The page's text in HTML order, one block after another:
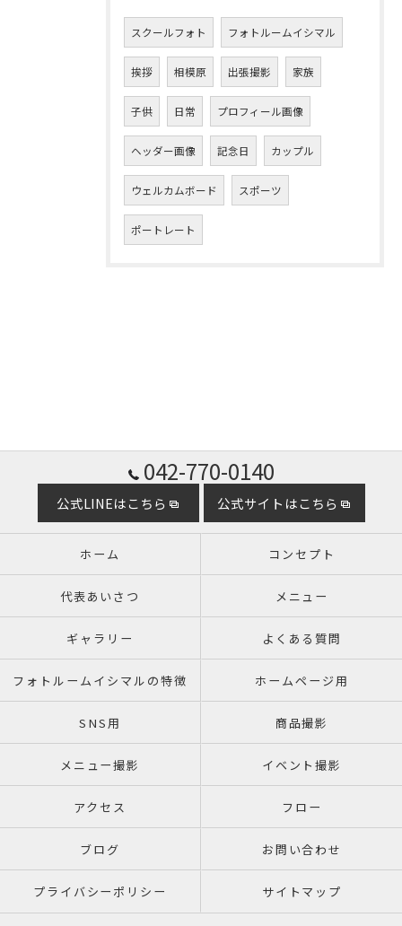
スクールフォト フォトルームイシマル
挨拶 相模原 出張撮影 家族
子供 日常 プロフィール画像
ヘッダー画像 記念日 カップル
ウェルカムボード スポーツ
ポートレート
042-770-0140
公式LINEはこちら 公式サイトはこちら
ホーム コンセプト
代表あいさつ メニュー
ギャラリー よくある質問
フォトルームイシマルの特徴 ホームページ用
SNS用 商品撮影
メニュー撮影 イベント撮影
アクセス フロー
ブログ お問い合わせ
プライバシーポリシー サイトマップ